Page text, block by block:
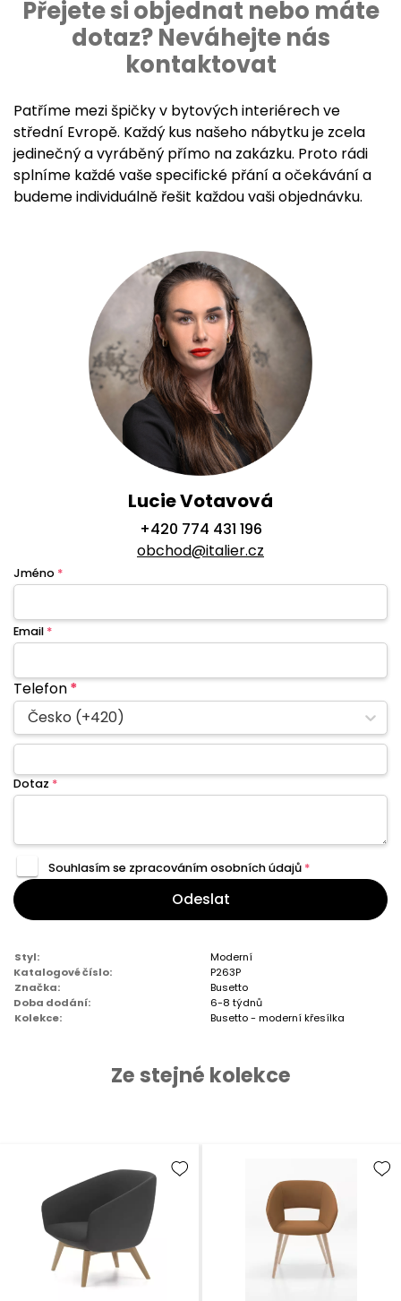
Přejete si objednat nebo máte
dotaz? Neváhejte nás
kontaktovat
Patříme mezi špičky v bytových interiérech ve
střední Evropě. Každý kus našeho nábytku je zcela
jedinečný a vyráběný přímo na zakázku. Proto rádi
splníme každé vaše specifické přání a očekávání a
budeme individuálně řešit každou vaši objednávku.
Lucie Votavová
+420 774 431 196
obchod@italier.cz
Jméno *
Email *
Telefon*
Česko (+420)
Dotaz *
Souhlasím se zpracovánímosobních údajů *
Odeslat
Styl:
Moderní
Katalogové číslo:
P263P
Značka:
Busetto
Doba dodání:
6-8 týdnů
Kolekce:
Busetto - moderní křesílka
Ze stejné kolekce